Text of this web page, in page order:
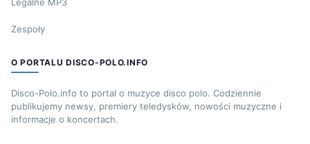
Zespoły
O PORTALU DISCO-POLO.INFO
Disco-Polo.info to portal o muzyce disco polo. Codziennie
publikujemy newsy, premiery teledysków, nowości muzyczne i
informacje o koncertach.